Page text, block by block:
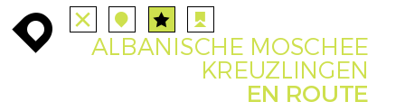
enroute enroute ALLE station STATIONEN
EVENTS agenda FILTER enroute INFO
close station angebote anreise
ALBANISCHE MOSCHEE
KREUZLINGEN
EN ROUTE